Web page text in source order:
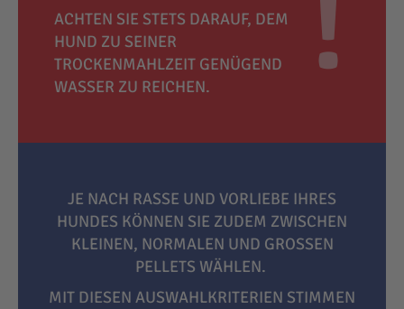
ACHTEN SIE STETS DARAUF, DEM
HUND ZU SEINER
TROCKENMAHLZEIT GENÜGEND
WASSER ZU REICHEN.
JE NACH RASSE UND VORLIEBE IHRES
HUNDES KÖNNEN SIE ZUDEM ZWISCHEN
KLEINEN, NORMALEN UND GROSSEN P
ELLETS WÄHLEN.
MIT DIESEN AUSWAHLKRITERIEN STIMMEN